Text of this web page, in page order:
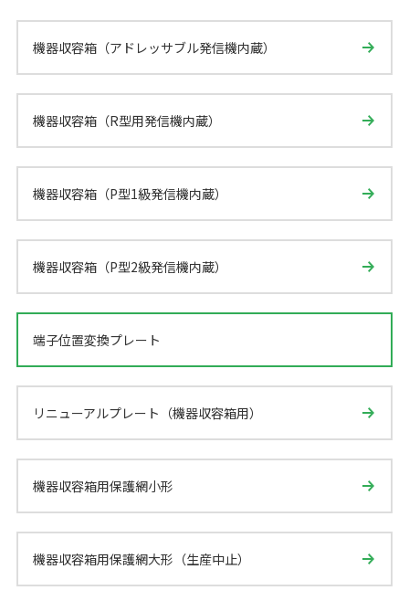
機器収容箱（アドレッサブル発信機内蔵）
機器収容箱（R型用発信機内蔵）
機器収容箱（P型1級発信機内蔵）
機器収容箱（P型2級発信機内蔵）
端子位置変換プレート
リニューアルプレート（機器収容箱用）
機器収容箱用保護網小形
機器収容箱用保護網大形（生産中止）